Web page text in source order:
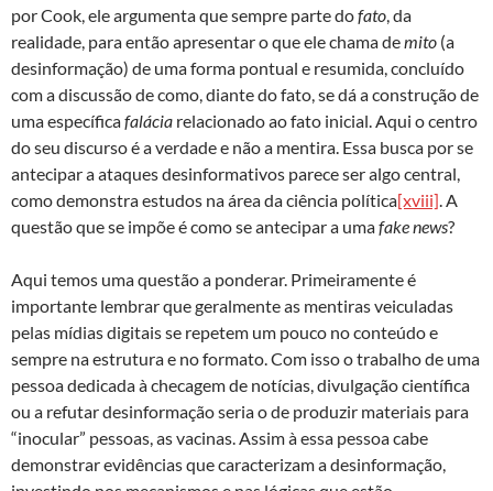
por Cook, ele argumenta que sempre parte dofato, da
realidade, para então apresentar o que ele chama demito (a
desinformação) de uma forma pontual e resumida, concluído
com a discussão de como, diante do fato, se dá a construção de
uma específicafalácia relacionado ao fato inicial. Aqui o centro
do seu discurso é a verdade e não a mentira. Essa busca por se
antecipar a ataques desinformativos parece ser algo central,
como demonstra estudos na área da ciência política[xviii]. A
questão que se impõe é como se antecipar a umafake news?
Aqui temos uma questão a ponderar. Primeiramente é
importante lembrar que geralmente as mentiras veiculadas
pelas mídias digitais se repetem um pouco no conteúdo e
sempre na estrutura e no formato. Com isso o trabalho de uma
pessoa dedicada à checagem de notícias, divulgação científica
ou a refutar desinformação seria o de produzir materiais para
“inocular” pessoas, as vacinas. Assim à essa pessoa cabe
demonstrar evidências que caracterizam a desinformação,